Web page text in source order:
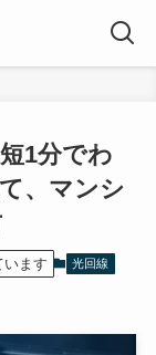
1分でわ
、マンシ
います 光回線